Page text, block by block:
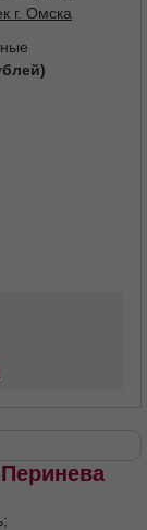
г. Омска